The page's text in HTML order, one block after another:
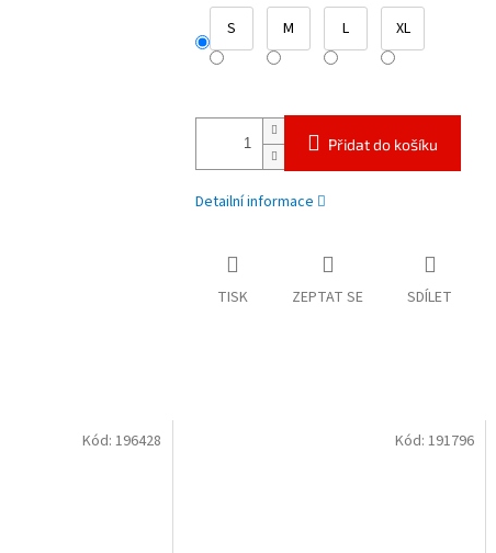
S M L XL
Přidat do košíku
Detailní informace
TISK ZEPTAT SE SDÍLET
Kód: 196428 Kód: 191796